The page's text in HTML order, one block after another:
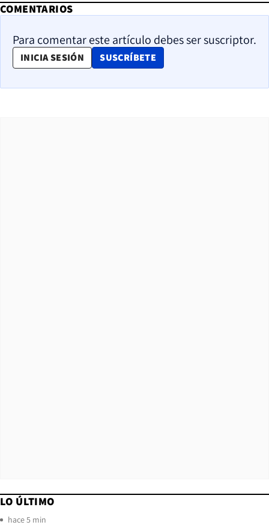
COMENTARIOS
Para comentar este artículo debes ser suscriptor.
INICIA SESIÓN SUSCRÍBETE
OPENS IN NEW WINDOW
LO ÚLTIMO
hace 5 min